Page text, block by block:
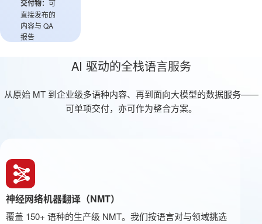
交付物： 可
直接发布的
内容与 QA
报告
AI 驱动的全栈语言服务
从原始 MT 到企业级多语种内容、再到面向大模型的数据服务——
可单项交付，亦可作为整合方案。
神经网络机器翻译（NMT）
覆盖 150+ 语种的生产级 NMT。我们按语言对与领域挑选